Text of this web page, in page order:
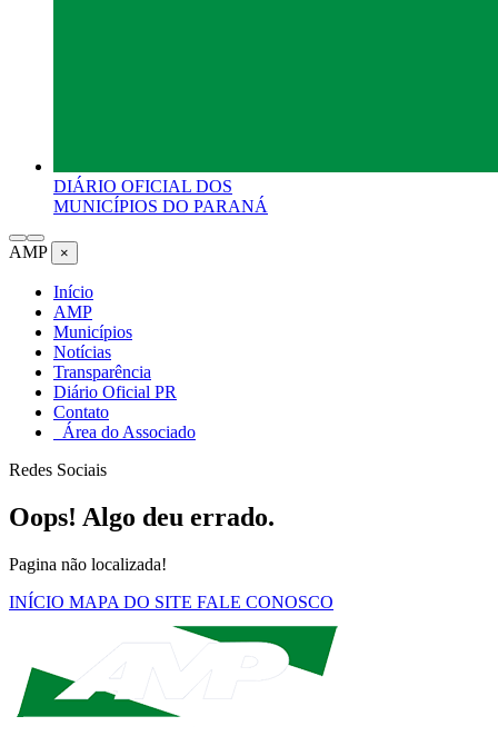
DIÁRIO OFICIAL DOS
MUNICÍPIOS DO PARANÁ
AMP ×
Início
AMP
Municípios
Notícias
Transparência
Diário Oficial PR
Contato
Área do Associado
Redes Sociais
Oops! Algo deu errado.
Pagina não localizada!
INÍCIO MAPA DO SITE FALE CONOSCO